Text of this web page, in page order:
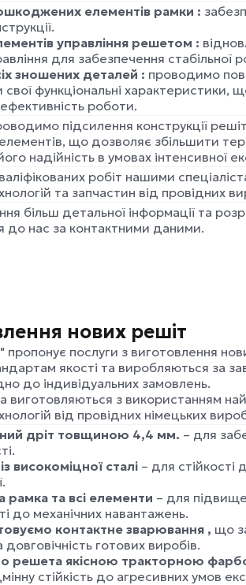
елементів рамки :
управління решетом :
для забезпечення стабільної
зношених деталей : проводимо
свої функціональні характеристики,
роботи.
підсилення конструкції
що дозволяє збільшити
надійність в умовах інтенсивної
робіт нашими
та запчастин від провідних
більш детальної інформації та
до нас за контактними даними.
нових решіт
пропонує послуги з виготовлення
якості та виробляються за
до індивідуальних замовлень.
виготовляються з використанням
від провідних німецьких
дріт товщиною 4,4 мм. – для
високоміцної сталі – для стійкості
рамка та всі елементи – для
до механічних навантажень.
контактне зварювання , що
довговічність готових виробів.
решета якісною тракторною
стійкість до агресивних умов